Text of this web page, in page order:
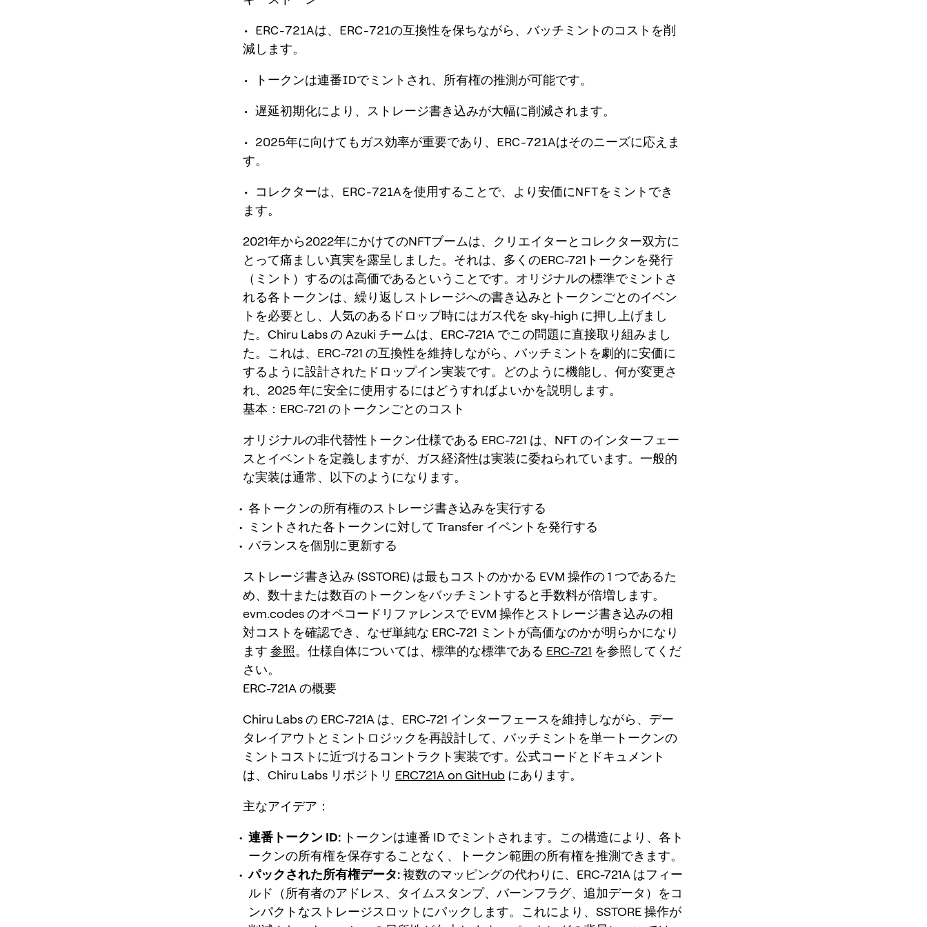
• ERC-721Aは、ERC-721の互換性を保ちながら、バッチミントのコストを削
減します。
• トークンは連番IDでミントされ、所有権の推測が可能です。
• 遅延初期化により、ストレージ書き込みが大幅に削減されます。
• 2025年に向けてもガス効率が重要であり、ERC-721Aはそのニーズに応えま
す。
• コレクターは、ERC-721Aを使用することで、より安価にNFTをミントでき
ます。
2021年から2022年にかけてのNFTブームは、クリエイターとコレクター双方に
とって痛ましい真実を露呈しました。それは、多くのERC-721トークンを発行
（ミント）するのは高価であるということです。オリジナルの標準でミントさ
れる各トークンは、繰り返しストレージへの書き込みとトークンごとのイベン
トを必要とし、人気のあるドロップ時にはガス代を sky-high に押し上げまし
た。Chiru Labs の Azuki チームは、ERC-721A でこの問題に直接取り組みまし
た。これは、ERC-721 の互換性を維持しながら、バッチミントを劇的に安価に
するように設計されたドロップイン実装です。どのように機能し、何が変更さ
れ、2025 年に安全に使用するにはどうすればよいかを説明します。
基本：ERC-721 のトークンごとのコスト
オリジナルの非代替性トークン仕様である ERC-721 は、NFT のインターフェー
スとイベントを定義しますが、ガス経済性は実装に委ねられています。一般的
な実装は通常、以下のようになります。
各トークンの所有権のストレージ書き込みを実行する
ミントされた各トークンに対して Transfer イベントを発行する
バランスを個別に更新する
ストレージ書き込み (SSTORE) は最もコストのかかる EVM 操作の 1 つであるた
め、数十または数百のトークンをバッチミントすると手数料が倍増します。
evm.codes のオペコードリファレンスで EVM 操作とストレージ書き込みの相
対コストを確認でき、なぜ単純な ERC-721 ミントが高価なのかが明らかになり
ます 参照。仕様自体については、標準的な標準である ERC-721 を参照してくだ
さい。
ERC-721A の概要
Chiru Labs の ERC-721A は、ERC-721 インターフェースを維持しながら、デー
タレイアウトとミントロジックを再設計して、バッチミントを単一トークンの
ミントコストに近づけるコントラクト実装です。公式コードとドキュメント
は、Chiru Labs リポジトリ ERC721A on GitHub にあります。
主なアイデア：
連番トークン ID: トークンは連番 ID でミントされます。この構造により、各ト
ークンの所有権を保存することなく、トークン範囲の所有権を推測できます。
パックされた所有権データ:複数のマッピングの代わりに、ERC-721A はフィー
ルド（所有者のアドレス、タイムスタンプ、バーンフラグ、追加データ）をコ
ンパクトなストレージスロットにパックします。これにより、SSTORE 操作が